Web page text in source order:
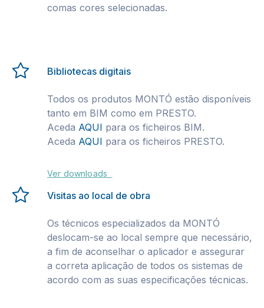
comas cores selecionadas.
Bibliotecas digitais
Todos os produtos MONTÓ estão disponíveis
tanto em BIM como em PRESTO.
Aceda AQUI para os ficheiros BIM.
Aceda AQUI para os ficheiros PRESTO.
Ver downloads
Visitas ao local de obra
Os técnicos especializados da MONTÓ
deslocam-se ao local sempre que necessário,
a fim de aconselhar o aplicador e assegurar
a correta aplicação de todos os sistemas de
acordo com as suas especificações técnicas.